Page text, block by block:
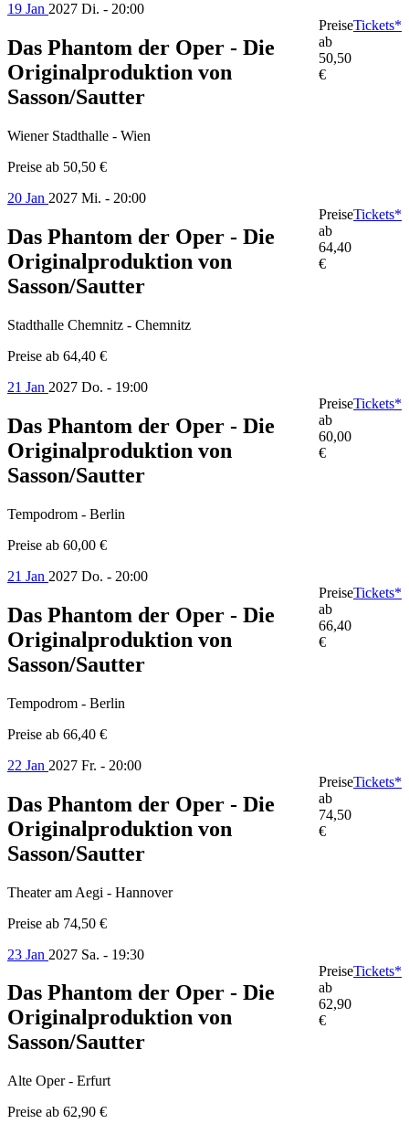
19 Jan 2027 Di. - 20:00
Das Phantom der Oper - Die
Originalproduktion von
Sasson/Sautter
Wiener Stadthalle - Wien
Preise ab 50,50 €
Preise
ab
50,50
€
Tickets*
20 Jan 2027 Mi. - 20:00
Das Phantom der Oper - Die
Originalproduktion von
Sasson/Sautter
Stadthalle Chemnitz - Chemnitz
Preise ab 64,40 €
Preise
ab
64,40
€
Tickets*
21 Jan 2027 Do. - 19:00
Das Phantom der Oper - Die
Originalproduktion von
Sasson/Sautter
Tempodrom - Berlin
Preise ab 60,00 €
Preise
ab
60,00
€
Tickets*
21 Jan 2027 Do. - 20:00
Das Phantom der Oper - Die
Originalproduktion von
Sasson/Sautter
Tempodrom - Berlin
Preise ab 66,40 €
Preise
ab
66,40
€
Tickets*
22 Jan 2027 Fr. - 20:00
Das Phantom der Oper - Die
Originalproduktion von
Sasson/Sautter
Theater am Aegi - Hannover
Preise ab 74,50 €
Preise
ab
74,50
€
Tickets*
23 Jan 2027 Sa. - 19:30
Das Phantom der Oper - Die
Originalproduktion von
Sasson/Sautter
Alte Oper - Erfurt
Preise ab 62,90 €
Preise
ab
62,90
€
Tickets*